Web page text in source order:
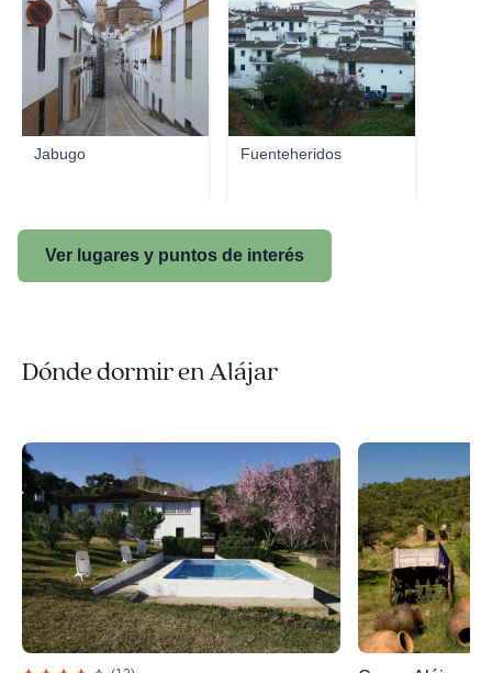
Jabugo Fuenteheridos
Ver lugares y puntos de interés
Dónde dormir en Alájar